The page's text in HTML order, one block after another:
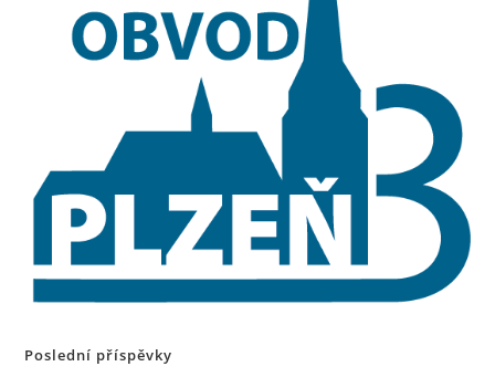
Poslední příspěvky